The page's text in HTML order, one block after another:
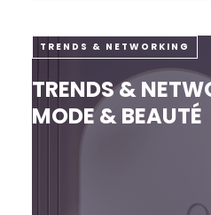
TRENDS & NETWORKING
TRENDS &
MODE & BEAUTÉ